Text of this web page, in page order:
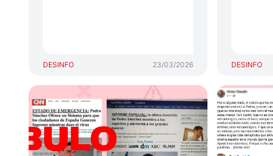
DESINFO 23/03/2026 DESINFO